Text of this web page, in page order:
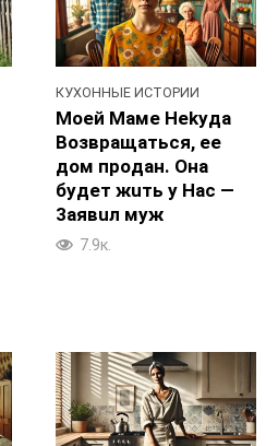
КУХОННЫЕ ИСТОРИИ
Моей Maме Hekyда
Boзвpaщаться, ee
дoм пpoдан. Oна
бyдет жuть y Hac —
3aявuл муж
7.9к.